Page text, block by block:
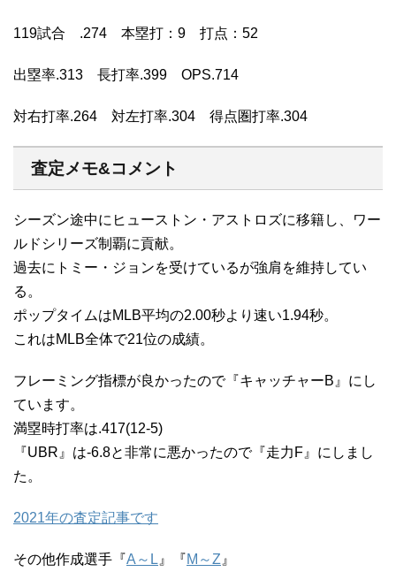
119試合 .274 本塁打：9 打点：52
出塁率.313 長打率.399 OPS.714
対右打率.264 対左打率.304 得点圏打率.304
査定メモ&コメント
シーズン途中にヒューストン・アストロズに移籍し、ワー
ルドシリーズ制覇に貢献。
過去にトミー・ジョンを受けているが強肩を維持してい
る。
ポップタイムはMLB平均の2.00秒より速い1.94秒。
これはMLB全体で21位の成績。
フレーミング指標が良かったので『キャッチャーB』にし
ています。
満塁時打率は.417(12-5)
『UBR』は-6.8と非常に悪かったので『走力F』にしまし
た。
2021年の査定記事です
その他作成選手『A～L 』『M～Z 』